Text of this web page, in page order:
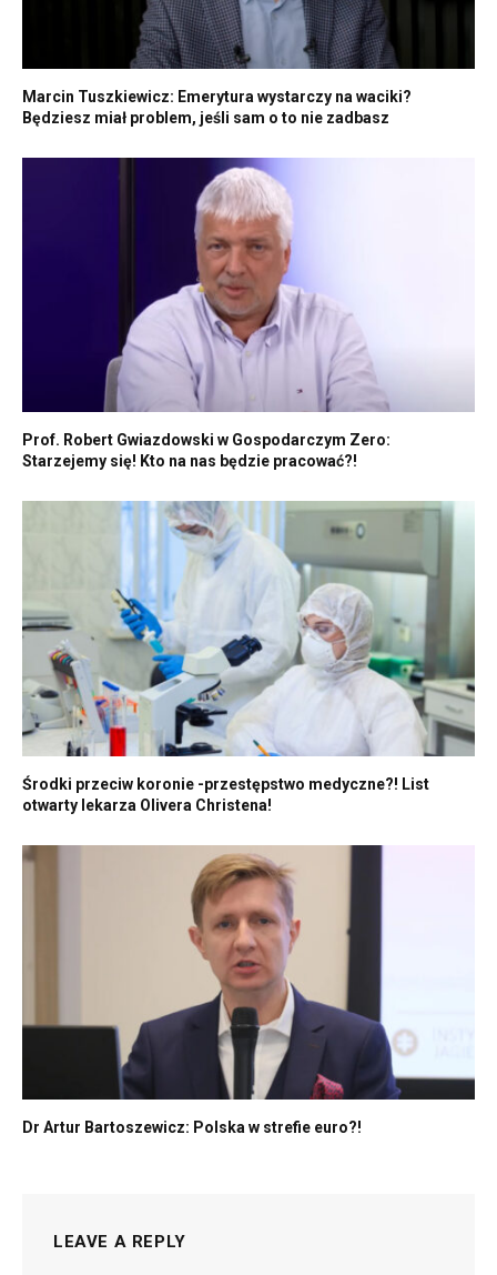
Marcin Tuszkiewicz: Emerytura wystarczy na waciki?
Będziesz miał problem, jeśli sam o to nie zadbasz
Prof. Robert Gwiazdowski w Gospodarczym Zero:
Starzejemy się! Kto na nas będzie pracować?!
Środki przeciw koronie -przestępstwo medyczne?! List
otwarty lekarza Olivera Christena!
Dr Artur Bartoszewicz: Polska w strefie euro?!
LEAVE A REPLY